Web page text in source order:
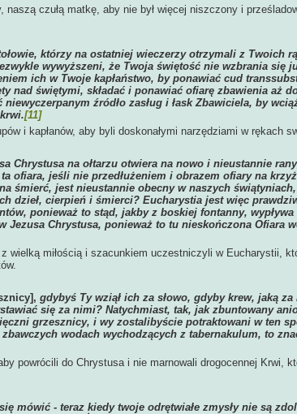
naszą czułą matkę, aby nie był więcej niszczony i
którzy na ostatniej wieczerzy otrzymali z Twoich
wywyższeni, że Twoja świętość nie wzbrania się
ich w Twoje kapłaństwo, by ponawiać cud
nad świętymi, składać i ponawiać ofiarę zbawienia aż
źródło zasług i łask Zbawiciela, by
[11]
i kapłanów, aby byli doskonałymi narzędziami w rękach
Chrystusa na ołtarzu otwiera na nowo i nieustannie
ofiara, jeśli nie przedłużeniem i obrazem ofiary na
śmierć, jest nieustannie obecny w naszych
dzieł, cierpień i śmierci? Eucharystia jest więc
ponieważ to stąd, jakby z boskiej fontanny,
Jezusa Chrystusa, ponieważ to tu nieskończona Ofiara
wielką miłością i szacunkiem uczestniczyli w Eucharystii,
gdybyś Ty wziął ich za słowo, gdyby krew, jaką
się za nimi? Natychmiast, tak, jak zbuntowany
grzesznicy, i wy zostalibyście potraktowani w ten
wodach wychodzących z tabernakulum, to
powrócili do Chrystusa i nie marnowali drogocennej Krwi,
mówić - teraz kiedy twoje odrętwiałe zmysły nie są